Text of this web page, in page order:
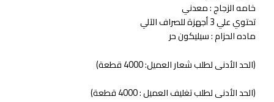
خامه الزجاج : معدني
تحتوي علي 3 أجهزة للصراف الآلي
ماده الحزام : سيليكون حر
(الحد الأدنى لطلب شعار العميل: 4000 قطعة)
(الحد الأدنى لطلب تغليف العميل : 4000 قطعة)